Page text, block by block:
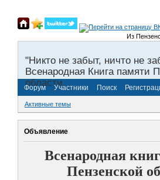
Из
"Никто не забыт, ничто не
Всенародная Книга памяти
области.
Форум Участники Поиск
Активные темы
Объявление
Всенародная
Пензенской